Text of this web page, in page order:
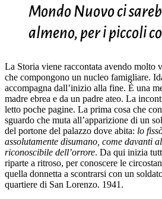
Mondo Nuovo ci
almeno, per i piccoli
La Storia viene raccontata avendo molto
che compongono un nucleo famigliare.
accompagna dall’inizio alla fine. È una
madre ebrea e da un padre ateo. La
letto poche pagine. La prima cosa che
sguardo che muta all’apparizione di un
del portone del palazzo dove abita: lo
assolutamente disumano, come davanti
riconoscibile dell’orrore. Da qui inizia
riparte a ritroso, per conoscere le
quella donnetta a scontrarsi con un
quartiere di San Lorenzo. 1941.